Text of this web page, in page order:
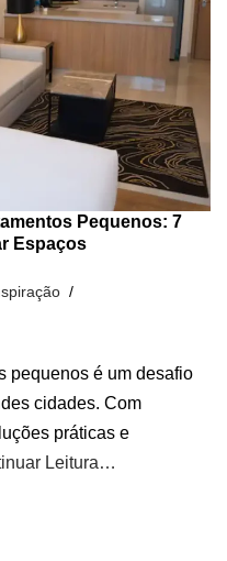
Pequenos: 7
Espaços
pequenos é um desafio
cidades. Com
práticas e
Leitura…